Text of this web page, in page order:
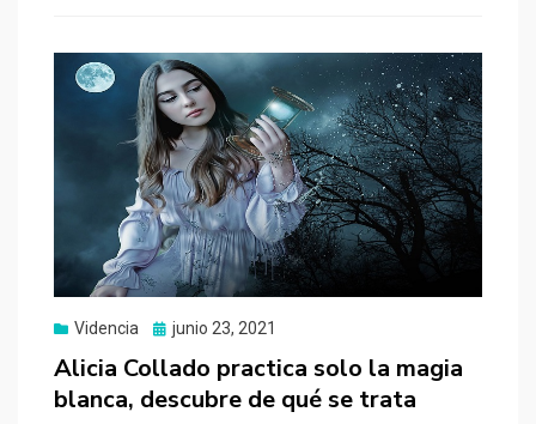
Videncia
Publicado
junio 23, 2021
Alicia Collado practica solo la magia
blanca, descubre de qué se trata